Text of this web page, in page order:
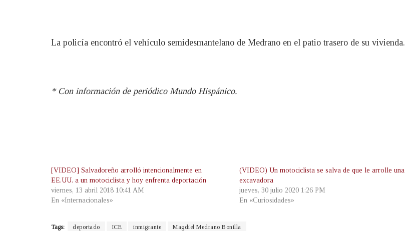
La policía encontró el vehículo semidesmantelano de Medrano en el patio trasero de su vivienda.
* Con información de periódico Mundo Hispánico.
[VIDEO] Salvadoreño arrolló intencionalmente en
EE.UU. a un motociclista y hoy enfrenta deportación
viernes, 13 abril 2018 10:41 AM
En «Internacionales»
(VIDEO) Un motociclista se salva de que le arrolle una
excavadora
jueves, 30 julio 2020 1:26 PM
En «Curiosidades»
Tags: deportado ICE inmigrante Magdiel Medrano Bonilla